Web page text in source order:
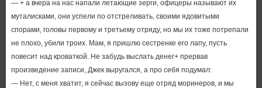
— + а вчера на нас напали летающие зерги, офицеры называют их
муталисками, они успели по отстреливать, своими ядовитыми
спорами, головы первому и третьему отряду, но мы их тоже потрепали
не плохо, убили троих. Мам, я пришлю сестренке его лапу, пусть
повесит над кроваткой. Не забудь выслать денег+ прервав
произведение записи, Джек выругался, а про себя подумал:
— Нет, с меня хватит, я сейчас вызову еще отряд моринеров, и мы